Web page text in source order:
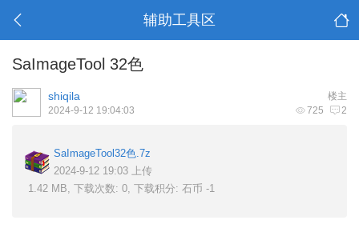
辅助工具区
SaImageTool 32色
楼主
shiqila
725 2
2024-9-12 19:04:03
SaImageTool32色.7z
2024-9-12 19:03 上传
1.42 MB, 下载次数: 0, 下载积分: 石币 -1